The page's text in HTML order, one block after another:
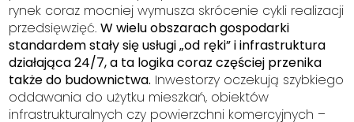
rynek coraz mocniej wymusza skrócenie cykli realizacji
przedsięwzięć.W wielu obszarach gospodarki
standardem stały się usługi „od ręki” i infrastruktura
działająca 24/7, a ta logika coraz częściej przenika
także do budownictwa. Inwestorzy oczekują szybkiego
oddawania do użytku mieszkań, obiektów
infrastrukturalnych czy powierzchni komercyjnych –